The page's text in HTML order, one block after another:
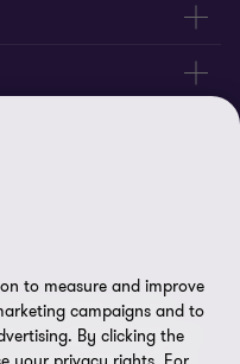
saklıdır. "Grant
bağlı bulunduğu ve
to measure and improve
campaigns and to
By clicking the